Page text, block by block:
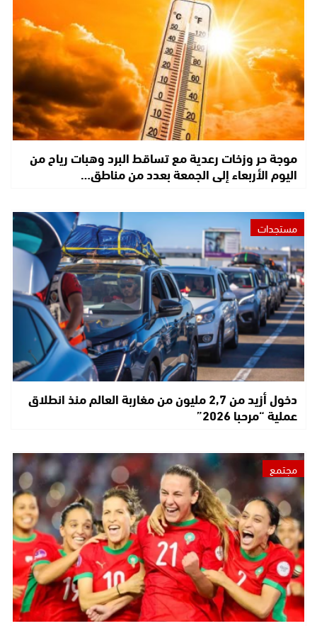
موجة حر وزخات رعدية مع تساقط البرد وهبات رياح من
اليوم الأربعاء إلى الجمعة بعدد من مناطق…
مستجدات
دخول أزيد من 2,7 مليون من مغاربة العالم منذ انطلاق
عملية “مرحبا 2026”
مجتمع